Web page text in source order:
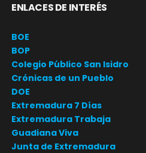
ENLACES DE INTERÉS
BOE
BOP
Colegio Público San Isidro
Crónicas de un Pueblo
DOE
Extremadura 7 Días
Extremadura Trabaja
Guadiana Viva
Junta de Extremadura